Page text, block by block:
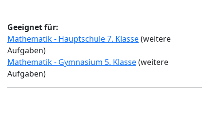
Geeignet für:
Mathematik - Hauptschule 7. Klasse(weitere
Aufgaben)
Mathematik - Gymnasium 5. Klasse(weitere
Aufgaben)